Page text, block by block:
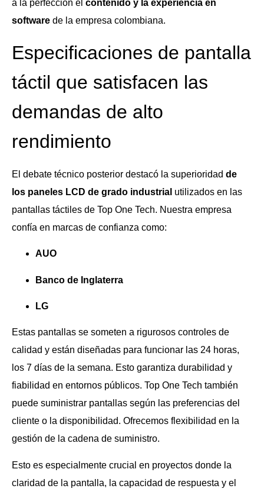
a la perfección el contenido y la experiencia en
software de la empresa colombiana.
Especificaciones de pantalla
táctil que satisfacen las
demandas de alto
rendimiento
El debate técnico posterior destacó la superioridad de
los paneles LCD de grado industrial utilizados en las
pantallas táctiles de Top One Tech. Nuestra empresa
confía en marcas de confianza como:
AUO
Banco de Inglaterra
LG
Estas pantallas se someten a rigurosos controles de
calidad y están diseñadas para funcionar las 24 horas,
los 7 días de la semana. Esto garantiza durabilidad y
fiabilidad en entornos públicos. Top One Tech también
puede suministrar pantallas según las preferencias del
cliente o la disponibilidad. Ofrecemos flexibilidad en la
gestión de la cadena de suministro.
Esto es especialmente crucial en proyectos donde la
claridad de la pantalla, la capacidad de respuesta y el